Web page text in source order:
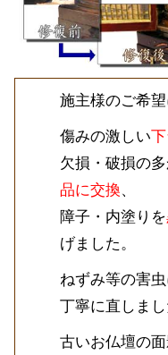
施主様のご希望
傷みの激しい
欠損・破損の
品に交換、
障子・内塗りを
げました。
ねずみ等の害
丁寧に直しまし
古いお仏壇の面